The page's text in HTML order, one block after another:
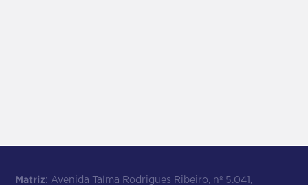
Matriz: Avenida Talma Rodrigues Ribeiro, nº 5.041,